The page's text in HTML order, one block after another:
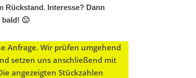
Rückstand. Interesse? Dann
🙂
Anfrage. Wir prüfen umgehend
setzen uns anschließend mit
angezeigten Stückzahlen